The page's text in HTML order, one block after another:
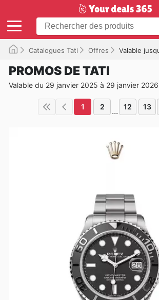
Catalogues Tati Offres Valable
PROMOS DE TATI
Valable du 29 janvier 2025 à 29 janvier 2026
1 2 ... 12 13